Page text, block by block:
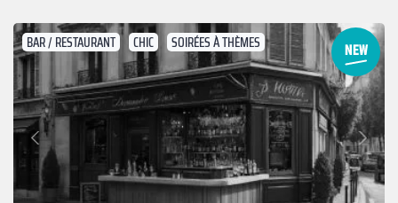
BAR / RESTAURANT CHIC SOIRÉES À THÈMES
Précédent
Suivant